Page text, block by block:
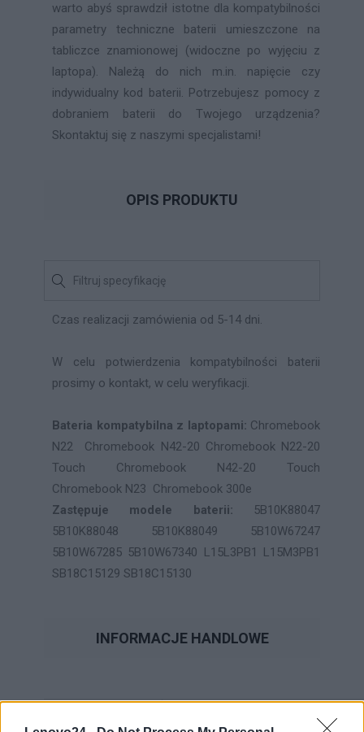
warto abyś sprawdził istotne dla kompatybilności
parametry techniczne baterii umieszczone na
tabliczce znamionowej (widoczne po wyjęciu z
laptopa). Należą do nich m.in. napięcie czy
indywidualny kod baterii. Potrzebujesz pomocy z
dobraniem baterii do Twojego urządzenia?
Skontaktuj się z naszymi specjalistami!
OPIS PRODUKTU
Czas realizacji zamówienia od 5-14 dni.
W celu potwierdzenia kompatybilności baterii
prosimy o kontakt, w celu weryfikacji.
Bateria kompatybilna z laptopami: Chromebook
N22 Chromebook N42-20 Chromebook N22-20
Touch Chromebook N42-20 Touch
Chromebook N23 Chromebook 300e
Zastępuje modele baterii: 5B10K88047
5B10K88048 5B10K88049 5B10W67247
5B10W67285 5B10W67340 L15L3PB1 L15M3PB1
SB18C15129 SB18C15130
INFORMACJE HANDLOWE
5B10K88047